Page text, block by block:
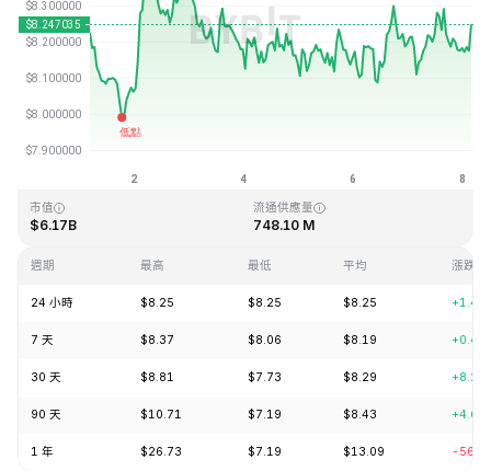
最近更新時間：2026-08-08 04:14 (GMT+0)
歷史最高價格
市值
$6.17B
流通供應量
748.10 M
週期 最高 最低 平均 漲跌
24 小時 $8.25 $8.25 $8.25
7 天 $8.37 $8.06 $8.19
30 天 $8.81 $7.73 $8.29
90 天 $10.71 $7.19 $8.43
1 年 $26.73 $7.19 $13.09 -